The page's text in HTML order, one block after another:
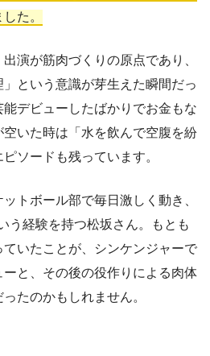
た。
演が筋肉づくりの原点であり、
」という意識が芽生えた瞬間だっ
デビューしたばかりでお金もな
空いた時は「水を飲んで空腹を紛
ソードも残っています。
トボール部で毎日激しく動き、
う経験を持つ松坂さん。もとも
いたことが、シンケンジャーで
と、その後の役作りによる肉体
たのかもしれません。